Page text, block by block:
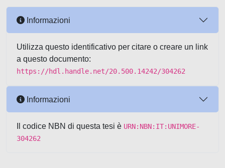
Informazioni
Utilizza questo identificativo per citare o creare un link
a questo documento:
https://hdl.handle.net/20.500.14242/304262
Informazioni
Il codice NBN di questa tesi è URN:NBN:IT:UNIMORE-
304262